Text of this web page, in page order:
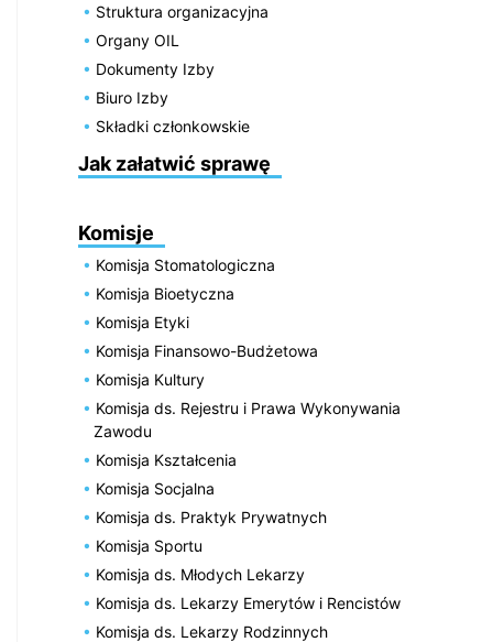
Struktura organizacyjna
Organy OIL
Dokumenty Izby
Biuro Izby
Składki członkowskie
Jak załatwić sprawę
Komisje
Komisja Stomatologiczna
Komisja Bioetyczna
Komisja Etyki
Komisja Finansowo-Budżetowa
Komisja Kultury
Komisja ds. Rejestru i Prawa Wykonywania
Zawodu
Komisja Kształcenia
Komisja Socjalna
Komisja ds. Praktyk Prywatnych
Komisja Sportu
Komisja ds. Młodych Lekarzy
Komisja ds. Lekarzy Emerytów i Rencistów
Komisja ds. Lekarzy Rodzinnych